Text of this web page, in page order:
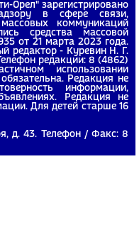
Орел" зарегистрировано
в сфере связи,
коммуникаций
средства массовой
от 21 марта 2023 года.
редактор - Куревин Н. Г.
редакции: 8 (4862)
использовании
Редакция не
информации,
Редакция не
Для детей старше 16
д. 43. Телефон / Факс: 8